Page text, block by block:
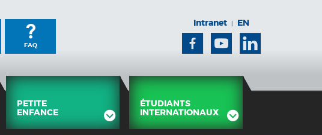
FAQ
Intranet | EN
FacebookYoutube Linkedin
PETITE
ENFANCE
ÉTUDIANTS
INTERNATIONAUX